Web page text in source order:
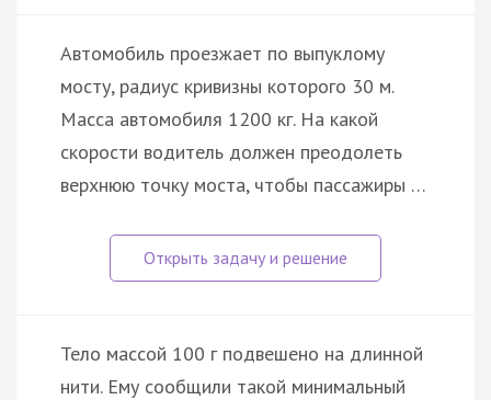
Автомобиль проезжает по выпуклому
мосту, радиус кривизны которого 30 м.
Масса автомобиля 1200 кг. На какой
скорости водитель должен преодолеть
верхнюю точку моста, чтобы пассажиры …
Тело массой 100 г подвешено на длинной
нити. Ему сообщили такой минимальный